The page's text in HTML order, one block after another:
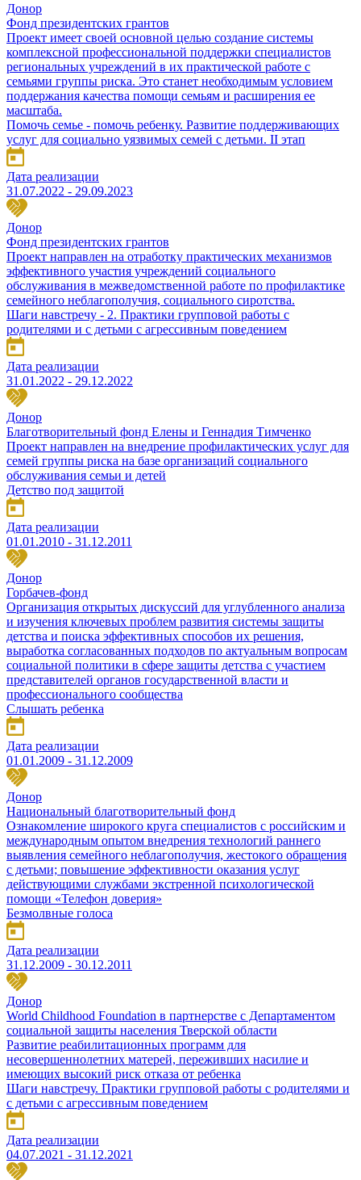
Донор
Фонд президентских грантов
Проект имеет своей основной целью создание системы
комплексной профессиональной поддержки специалистов
региональных учреждений в их практической работе с
семьями группы риска. Это станет необходимым условием
поддержания качества помощи семьям и расширения ее
масштаба.
Помочь семье - помочь ребенку. Развитие поддерживающих
услуг для социально уязвимых семей с детьми. II этап
Дата реализации
31.07.2022 - 29.09.2023
Донор
Фонд президентских грантов
Проект направлен на отработку практических механизмов
эффективного участия учреждений социального
обслуживания в межведомственной работе по профилактике
семейного неблагополучия, социального сиротства.
Шаги навстречу - 2. Практики групповой работы с
родителями и с детьми с агрессивным поведением
Дата реализации
31.01.2022 - 29.12.2022
Донор
Благотворительный фонд Елены и Геннадия Тимченко
Проект направлен на внедрение профилактических услуг для
семей группы риска на базе организаций социального
обслуживания семьи и детей
Детство под защитой
Дата реализации
01.01.2010 - 31.12.2011
Донор
Горбачев-фонд
Организация открытых дискуссий для углубленного анализа
и изучения ключевых проблем развития системы защиты
детства и поиска эффективных способов их решения,
выработка согласованных подходов по актуальным вопросам
социальной политики в сфере защиты детства с участием
представителей органов государственной власти и
профессионального сообщества
Слышать ребенка
Дата реализации
01.01.2009 - 31.12.2009
Донор
Национальный благотворительный фонд
Ознакомление широкого круга специалистов с российским и
международным опытом внедрения технологий раннего
выявления семейного неблагополучия, жестокого обращения
с детьми; повышение эффективности оказания услуг
действующими службами экстренной психологической
помощи «Телефон доверия»
Безмолвные голоса
Дата реализации
31.12.2009 - 30.12.2011
Донор
World Childhood Foundation в партнерстве с Департаментом
социальной защиты населения Тверской области
Развитие реабилитационных программ для
несовершеннолетних матерей, переживших насилие и
имеющих высокий риск отказа от ребенка
Шаги навстречу. Практики групповой работы с родителями и
с детьми с агрессивным поведением
Дата реализации
04.07.2021 - 31.12.2021